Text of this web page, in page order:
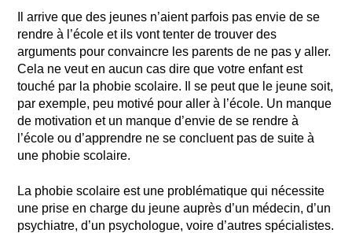
Il arrive que des jeunes n’aient parfois pas envie de se
rendre à l’école et ils vont tenter de trouver des
arguments pour convaincre les parents de ne pas y aller.
Cela ne veut en aucun cas dire que votre enfant est
touché par la phobie scolaire. Il se peut que le jeune soit,
par exemple, peu motivé pour aller à l’école. Un manque
de motivation et un manque d’envie de se rendre à
l’école ou d’apprendre ne se concluent pas de suite à
une phobie scolaire.
La phobie scolaire est une problématique qui nécessite
une prise en charge du jeune auprès d’un médecin, d’un
psychiatre, d’un psychologue, voire d’autres spécialistes.